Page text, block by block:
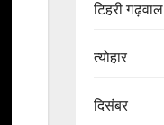
टिहरी गढ़वाल
त्योहार
दिसंबर